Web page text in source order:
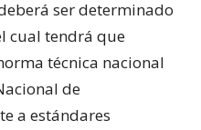
ser determinado
cual tendrá que
técnica nacional
de
a estándares